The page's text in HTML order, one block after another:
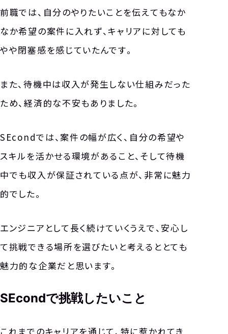
TOP
トップ
ABOUT
前職では、自分のやりたいことを伝えてもなか
なか希望の案件に入れず、キャリアに対しても
やや閉塞感を感じていたんです。
また、待機中は収入が発生しない仕組みだった
ため、経済的な不安もありました。
SEcondでは、案件の幅が広く、自分の希望や
スキルを活かせる環境があること、そして待機
中でも収入が保証されている点が、非常に魅力
的でした。
エンジニアとして長く続けていくうえで、安心し
て挑戦できる場所を選びたいと考えるととても
魅力的な企業だと思います。
SEcondで挑戦したいこと
これまでのキャリアを通じて、特に惹かれてき